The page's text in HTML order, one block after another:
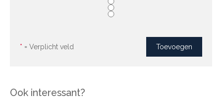
* = Verplicht veld
Ook interessant?